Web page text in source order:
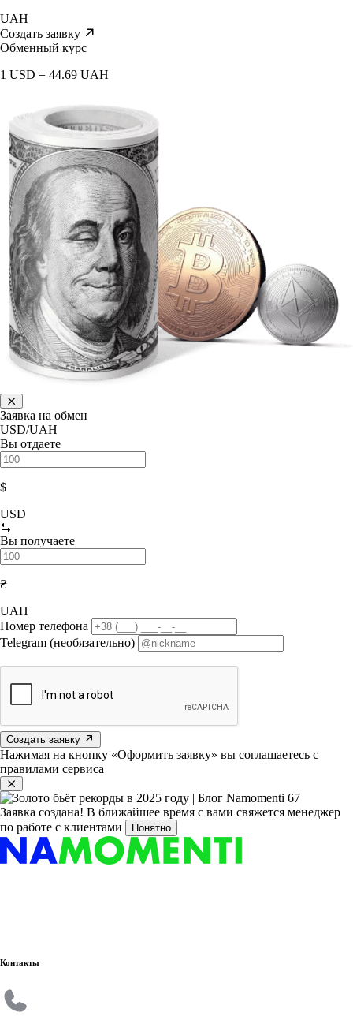
UAH
Создать заявку
Обменный курс
1 USD = 44.69 UAH
Заявка на обмен
USD/UAH
Вы отдаете
$
USD
Вы получаете
₴
UAH
Номер телефона
Telegram (необязательно)
Создать заявку
Нажимая на кнопку «Оформить заявку» вы соглашаетесь с
правилами сервиса
Заявка создана! В ближайшее время с вами свяжется менеджер
по работе с клиентами
Понятно
Контакты